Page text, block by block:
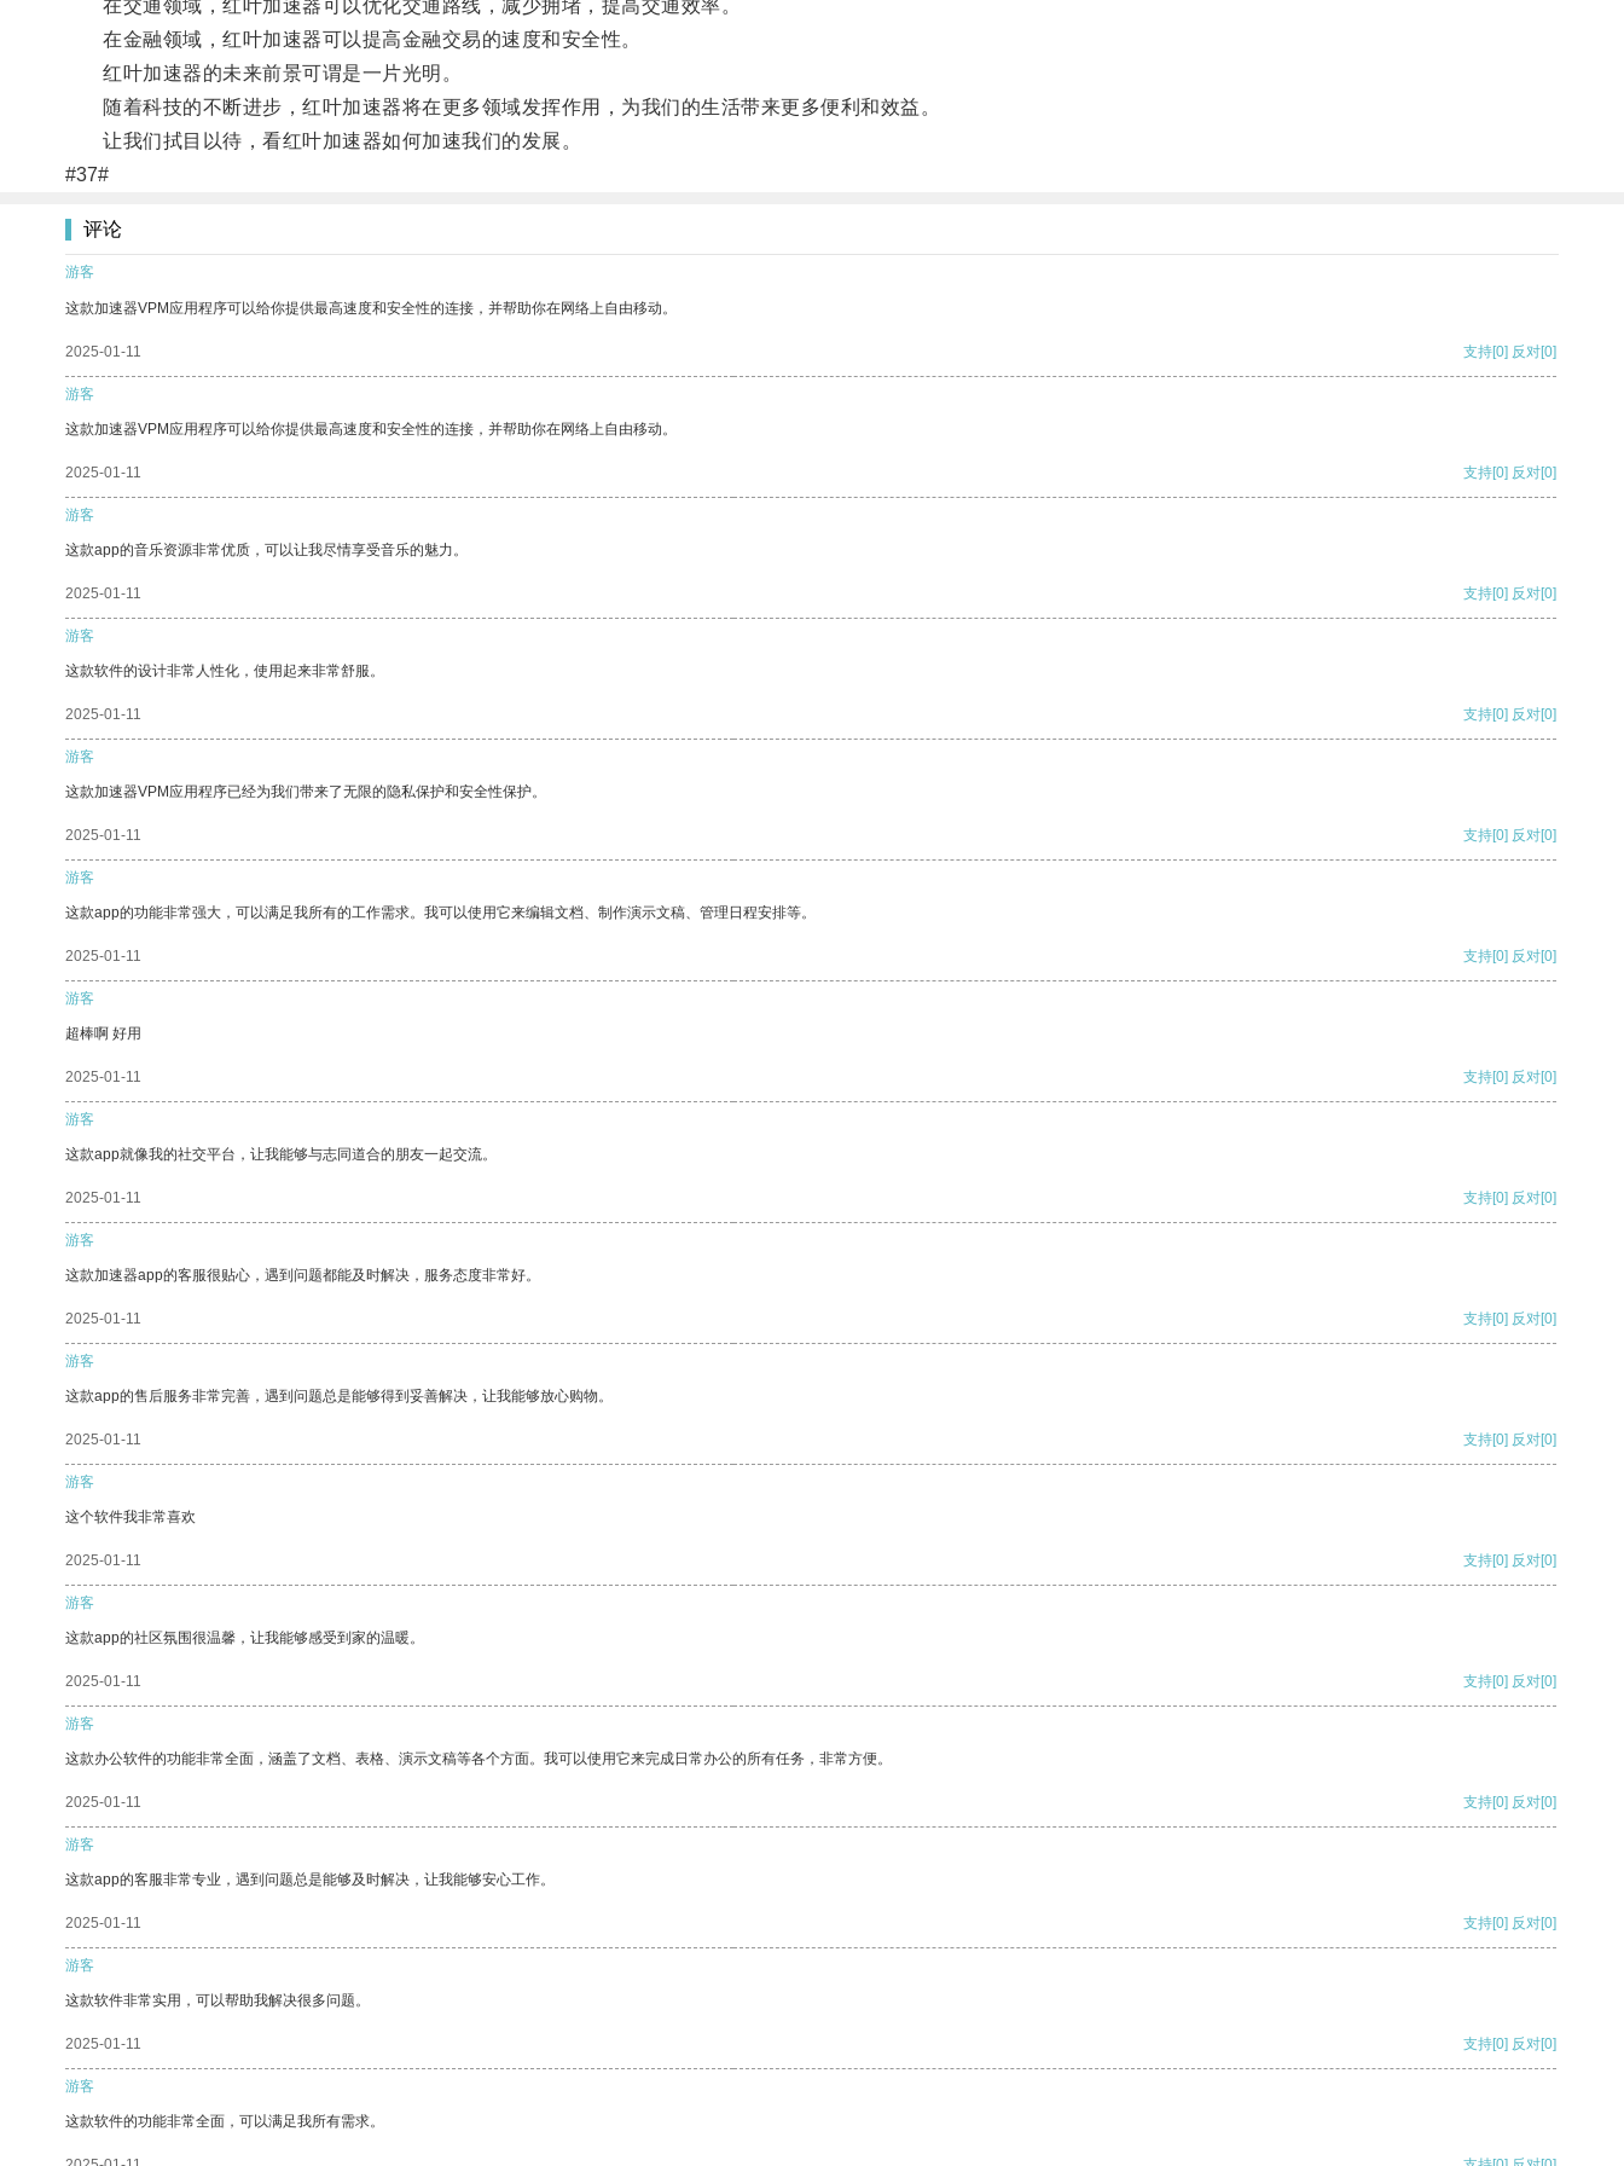
在交通领域，红叶加速器可以优化交通路线，减少拥堵，提高交通效率。
在金融领域，红叶加速器可以提高金融交易的速度和安全性。
红叶加速器的未来前景可谓是一片光明。
随着科技的不断进步，红叶加速器将在更多领域发挥作用，为我们的生活带来更多便利和效益。
让我们拭目以待，看红叶加速器如何加速我们的发展。
#37#
评论
游客
这款加速器VPM应用程序可以给你提供最高速度和安全性的连接，并帮助你在网络上自由移动。
2025-01-11 支持[0] 反对[0]
游客
这款加速器VPM应用程序可以给你提供最高速度和安全性的连接，并帮助你在网络上自由移动。
2025-01-11 支持[0] 反对[0]
游客
这款app的音乐资源非常优质，可以让我尽情享受音乐的魅力。
2025-01-11 支持[0] 反对[0]
游客
这款软件的设计非常人性化，使用起来非常舒服。
2025-01-11 支持[0] 反对[0]
游客
这款加速器VPM应用程序已经为我们带来了无限的隐私保护和安全性保护。
2025-01-11 支持[0] 反对[0]
游客
这款app的功能非常强大，可以满足我所有的工作需求。我可以使用它来编辑文档、制作演示文稿、管理日程安排等。
2025-01-11 支持[0] 反对[0]
游客
超棒啊 好用
2025-01-11 支持[0] 反对[0]
游客
这款app就像我的社交平台，让我能够与志同道合的朋友一起交流。
2025-01-11 支持[0] 反对[0]
游客
这款加速器app的客服很贴心，遇到问题都能及时解决，服务态度非常好。
2025-01-11 支持[0] 反对[0]
游客
这款app的售后服务非常完善，遇到问题总是能够得到妥善解决，让我能够放心购物。
2025-01-11 支持[0] 反对[0]
游客
这个软件我非常喜欢
2025-01-11 支持[0] 反对[0]
游客
这款app的社区氛围很温馨，让我能够感受到家的温暖。
2025-01-11 支持[0] 反对[0]
游客
这款办公软件的功能非常全面，涵盖了文档、表格、演示文稿等各个方面。我可以使用它来完成日常办公的所有任务，非常方便。
2025-01-11 支持[0] 反对[0]
游客
这款app的客服非常专业，遇到问题总是能够及时解决，让我能够安心工作。
2025-01-11 支持[0] 反对[0]
游客
这款软件非常实用，可以帮助我解决很多问题。
2025-01-11 支持[0] 反对[0]
游客
这款软件的功能非常全面，可以满足我所有需求。